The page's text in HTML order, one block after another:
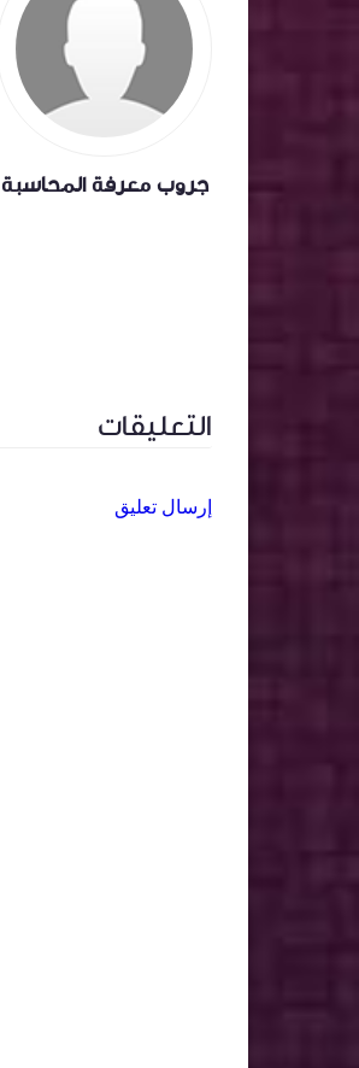
جروب معرفة المحاسبة
التعليقات
إرسال تعليق